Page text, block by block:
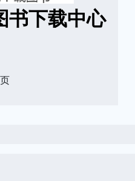
书下载中心